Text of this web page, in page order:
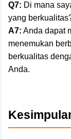
Q7: Di mana
yang
A7: Anda dapat
menemukan
berkualitas
Anda.